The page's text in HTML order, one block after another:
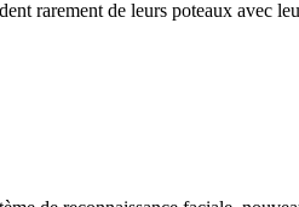
rarement de leurs poteaux avec